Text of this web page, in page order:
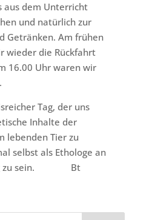
aus dem Unterricht
und natürlich zur
Getränken. Am frühen
wieder die Rückfahrt
16.00 Uhr waren wir
Tag, der uns
Inhalte der
lebenden Tier zu
selbst als Ethologe an
zu sein. Bt